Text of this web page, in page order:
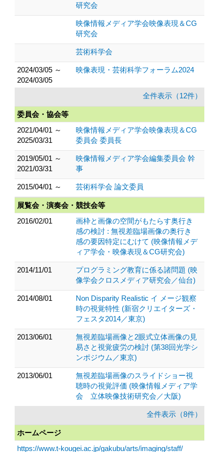
研究会
映像情報メディア学会映像表現＆CG
研究会
芸術科学会
2024/03/05 ～
2024/03/05
映像表現・芸術科学フォーラム2024
全件表示（12件）
委員会・協会等
2021/04/01 ～
2025/03/31
映像情報メディア学会映像表現＆CG
委員会 委員長
2019/05/01 ～
2021/03/31
映像情報メディア学会編集委員会 幹
事
2015/04/01 ～ 芸術科学会 論文委員
展覧会・演奏会・競技会等
2016/02/01
画枠と画像の空間がもたらす奥行き
感の検討 : 無視差臨場画像の奥行き
感の要因特定にむけて (映像情報メデ
ィア学会・映像表現＆CG研究会)
2014/11/01
プログラミング教育に係る諸問題 (映
像学会クロスメディア研究会／仙台)
2014/08/01
Non Disparity Realistic イ メージ観察
時の視覚特性 (新宿クリエイターズ・
フェスタ2014／東京)
2013/06/01
無視差臨場画像と2眼式立体画像の見
易さと視覚疲労の検討 (第38回光学シ
ンポジウム／東京)
2013/06/01
無視差臨場画像のスライドショー視
聴時の視覚評価 (映像情報メディア学
会 立体映像技術研究会／大阪)
全件表示（8件）
ホームページ
https://www.t-kougei.ac.jp/gakubu/arts/imaging/staff/